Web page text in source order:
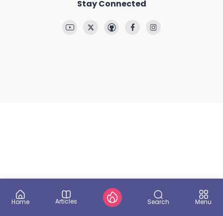
Stay Connected
Home Articles Search Menu